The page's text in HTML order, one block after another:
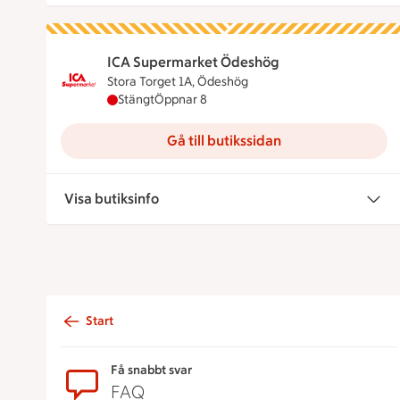
ICA Supermarket Ödeshög
Stora Torget 1A, Ödeshög
ICA Supermarket Ödeshög har stängt,
StängtÖppnar 8
Gå till butikssidan
Visa butiksinfo
Start
Få snabbt svar
FAQ